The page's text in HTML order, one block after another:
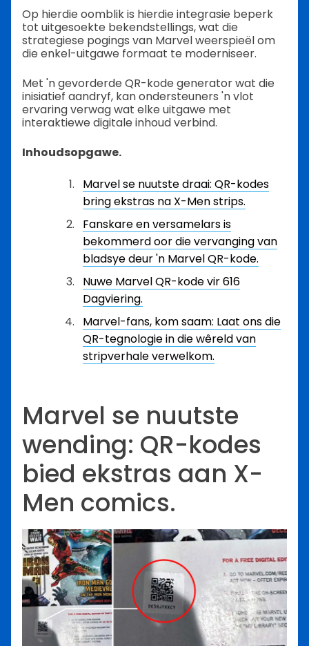
Op hierdie oomblik is hierdie integrasie beperk
tot uitgesoekte bekendstellings, wat die
strategiese pogings van Marvel weerspieël om
die enkel-uitgawe formaat te moderniseer.
Met 'n gevorderde QR-kode generator wat die
inisiatief aandryf, kan ondersteuners 'n vlot
ervaring verwag wat elke uitgawe met
interaktiewe digitale inhoud verbind.
Inhoudsopgawe.
Marvel se nuutste draai: QR-kodes
bring ekstras na X-Men strips.
Fanskare en versamelars is
bekommerd oor die vervanging van
bladsye deur 'n Marvel QR-kode.
Nuwe Marvel QR-kode vir 616
Dagviering.
Marvel-fans, kom saam: Laat ons die
QR-tegnologie in die wêreld van
stripverhale verwelkom.
Marvel se nuutste
wending: QR-kodes
bied ekstras aan X-
Men comics.